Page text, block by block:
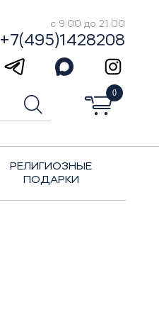
с 9.00 до 21.00
+7(495)1428208
0
РЕЛИГИОЗНЫЕ
ПОДАРКИ